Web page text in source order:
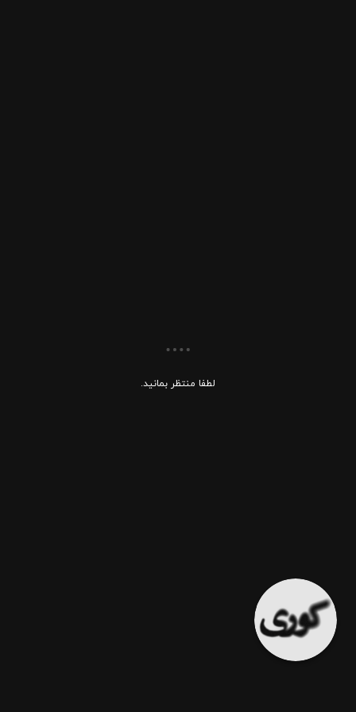
لطفا منتظر بمانید.